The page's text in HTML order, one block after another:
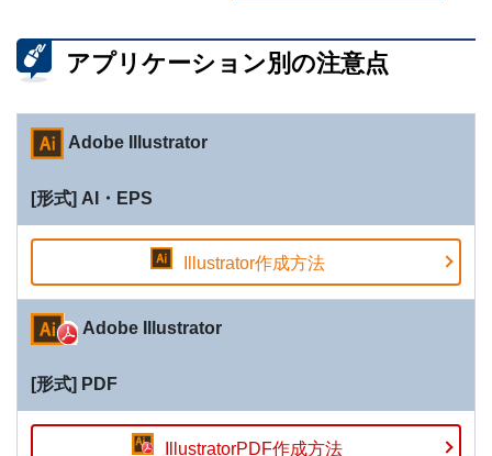
アプリケーション別の注意点
Adobe Illustrator
AI・EPS
Illustrator作成方法
Adobe Illustrator
PDF
IllustratorPDF作成方法